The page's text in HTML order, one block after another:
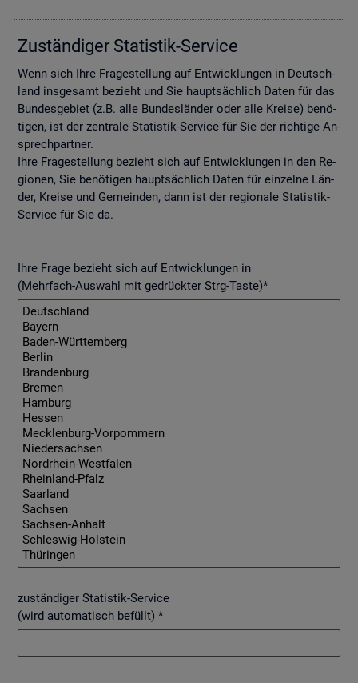
Zu­stän­di­ger Sta­tis­tik-Ser­vice
Wenn sich Ihre Fra­ge­stel­lung auf Ent­wick­lun­gen in Deutsch­
land ins­ge­samt be­zieht und Sie haupt­säch­lich Daten für das
Bun­des­ge­biet (z.B. alle Bun­des­län­der oder alle Krei­se) be­nö­
ti­gen, ist der zen­tra­le Sta­tis­tik-Ser­vice für Sie der rich­ti­ge An­
sprech­part­ner.
Ihre Fra­ge­stel­lung be­zieht sich auf Ent­wick­lun­gen in den Re­
gio­nen, Sie be­nö­ti­gen haupt­säch­lich Daten für ein­zel­ne Län­
der, Krei­se und Ge­mein­den, dann ist der re­gio­na­le Sta­tis­tik-
Ser­vice für Sie da.
Ihre Frage bezieht sich auf Entwicklungen in
(Mehrfach-Auswahl mit gedrückter Strg-Taste)*
zuständiger Statistik-Service
(wird automatisch befüllt) *